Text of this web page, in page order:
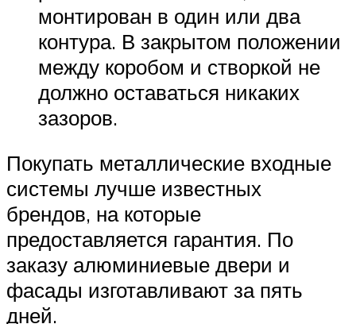
монтирован в один или два
контура. В закрытом положении
между коробом и створкой не
должно оставаться никаких
зазоров.
Покупать металлические входные
системы лучше известных
брендов, на которые
предоставляется гарантия. По
заказу алюминиевые двери и
фасады изготавливают за пять
дней.